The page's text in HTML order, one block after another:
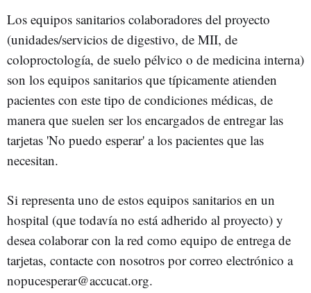
Los equipos sanitarios colaboradores del proyecto
(unidades/servicios de digestivo, de MII, de
coloproctología, de suelo pélvico o de medicina interna)
son los equipos sanitarios que típicamente atienden
pacientes con este tipo de condiciones médicas, de
manera que suelen ser los encargados de entregar las
tarjetas 'No puedo esperar' a los pacientes que las
necesitan.
Si representa uno de estos equipos sanitarios en un
hospital (que todavía no está adherido al proyecto) y
desea colaborar con la red como equipo de entrega de
tarjetas, contacte con nosotros por correo electrónico a
nopucesperar@accucat.org.